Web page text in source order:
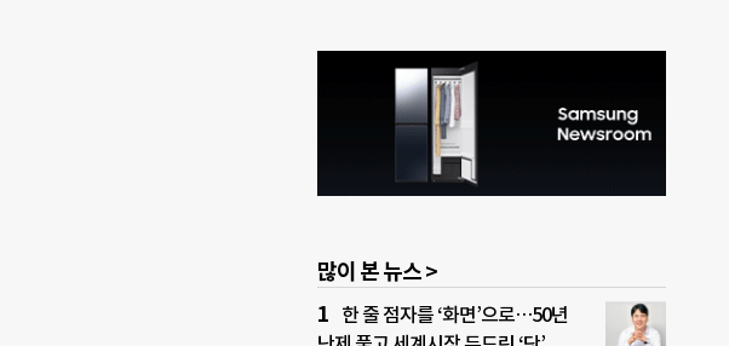
많이 본 뉴스 >
한 줄 점자를 ‘화면’으로…50년